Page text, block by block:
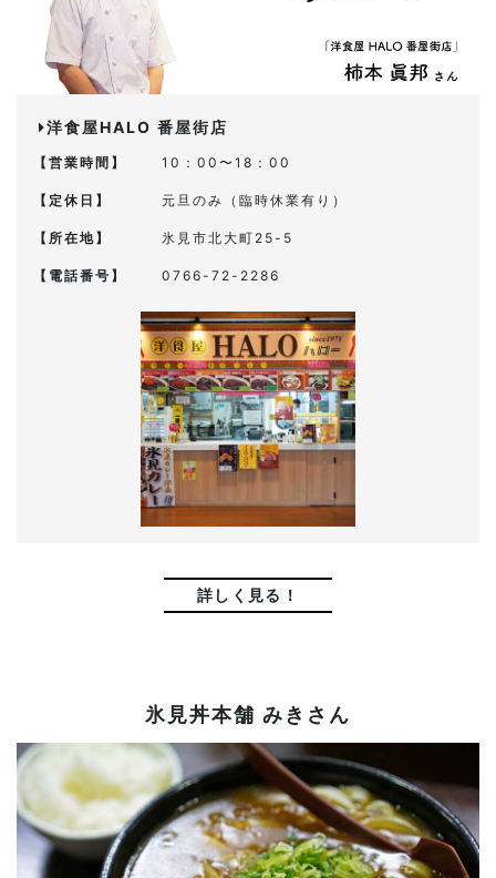
洋食屋HALO 番屋街店
【営業時間】 10：00〜18：00
【定休日】 元旦のみ（臨時休業有り）
【所在地】 氷見市北大町25-5
【電話番号】 0766-72-2286
詳しく見る！
氷見丼本舗 みきさん